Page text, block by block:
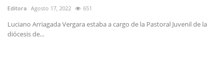
Editora Agosto 17, 2022 651
Luciano Arriagada Vergara estaba a cargo de la Pastoral Juvenil de la
diócesis de...